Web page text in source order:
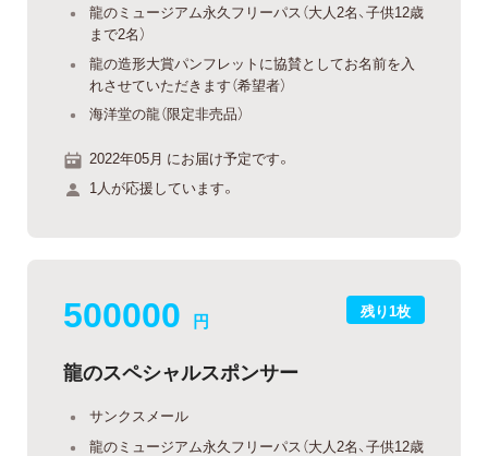
龍のミュージアム永久フリーパス（大人2名、子供12歳
まで2名）
龍の造形大賞パンフレットに協賛としてお名前を入
れさせていただきます（希望者）
海洋堂の龍（限定非売品）
2022年05月 にお届け予定です。
1人が応援しています。
残り1枚
500000 円
龍のスペシャルスポンサー
サンクスメール
龍のミュージアム永久フリーパス（大人2名、子供12歳